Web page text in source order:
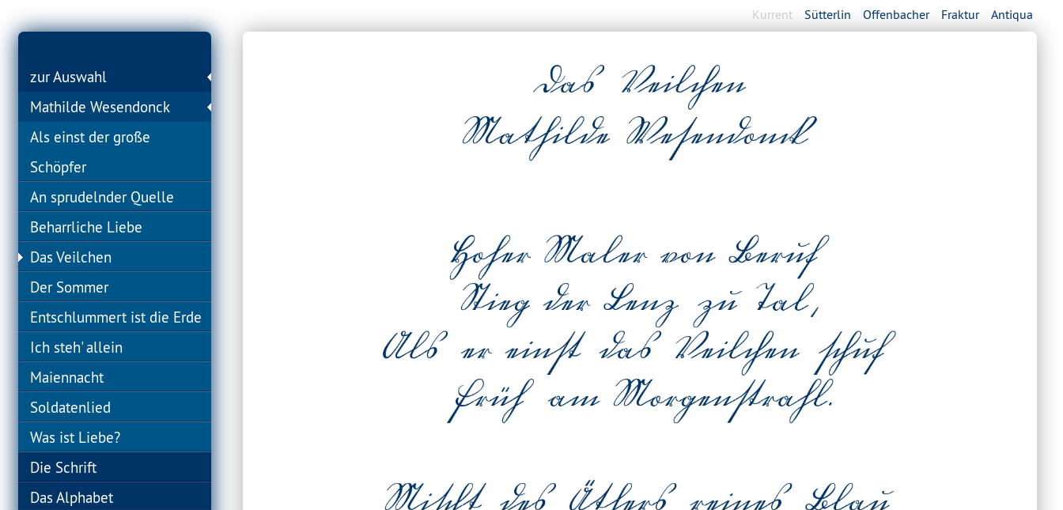
Kurrent Sütterlin Offenbacher Fraktur Antiqua
zur Auswahl
Mathilde Wesendonck
Als einst der große
Schöpfer
An sprudelnder Quelle
Beharrliche Liebe
Das Veilchen
Der Sommer
Entschlummert ist die Erde
Ich steh' allein
Maiennacht
Soldatenlied
Was ist Liebe?
Die Schrift
Das Alphabet